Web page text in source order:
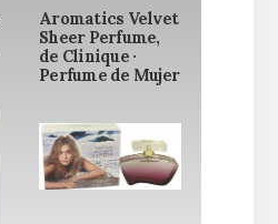
Aromatics Velvet
Sheer Perfume,
de Clinique ·
Perfume de Mujer